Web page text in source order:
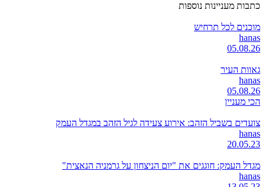
כתבות מעניינות נוספות
מוכנים לכל תרחיש
hanas
05.08.26
גאוות העיר
hanas
05.08.26
הכי מעניין
צועדים בשביל הזהב: אירוע צעידה לגיל הזהב במגדל העמק
hanas
20.05.23
מגדל העמק: חוגגים את "יום הניצחון על גרמניה הנאצית"
hanas